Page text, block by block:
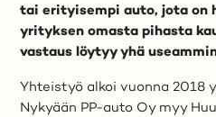
tai erityisempi auto, jota on
yrityksen omasta pihasta
vastaus löytyy yhä
Yhteistyö alkoi vuonna 2018
Nykyään PP-auto Oy myy